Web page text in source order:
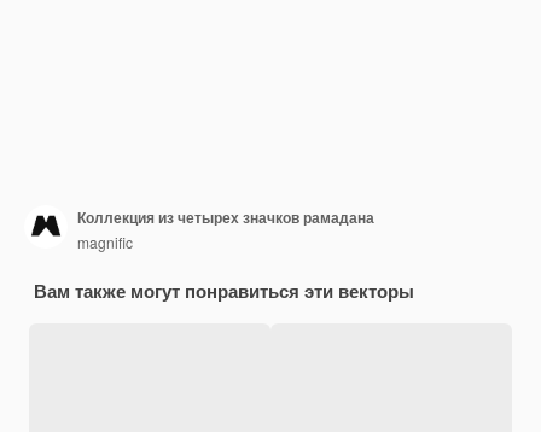
Коллекция из четырех значков рамадана
magnific
Вам также могут понравиться эти векторы